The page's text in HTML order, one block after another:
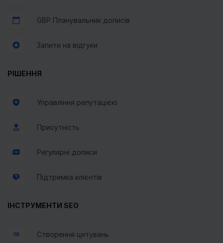
GBP Планувальник дописів
Запити на відгуки
РІШЕННЯ
Управління репутацією
Присутність
Регулярні дописи
Підтримка клієнтів
ІНСТРУМЕНТИ SEO
Створення цитувань